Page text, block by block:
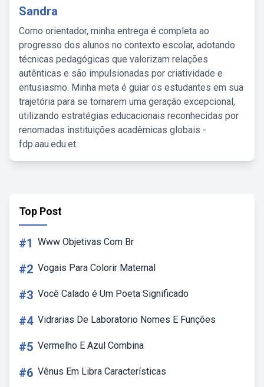
Sandra
Como orientador, minha entrega é completa ao
progresso dos alunos no contexto escolar, adotando
técnicas pedagógicas que valorizam relações
autênticas e são impulsionadas por criatividade e
entusiasmo. Minha meta é guiar os estudantes em sua
trajetória para se tornarem uma geração excepcional,
utilizando estratégias educacionais reconhecidas por
renomadas instituições acadêmicas globais -
fdp.aau.edu.et.
Top Post
#1 Www Objetivas Com Br
#2 Vogais Para Colorir Maternal
#3 Você Calado é Um Poeta Significado
#4 Vidrarias De Laboratorio Nomes E Funções
#5 Vermelho E Azul Combina
#6 Vênus Em Libra Características